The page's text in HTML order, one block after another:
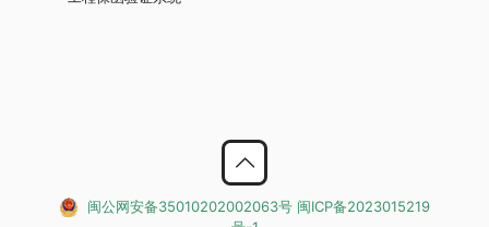
闽公网安备35010202002063号 闽ICP备2023015219